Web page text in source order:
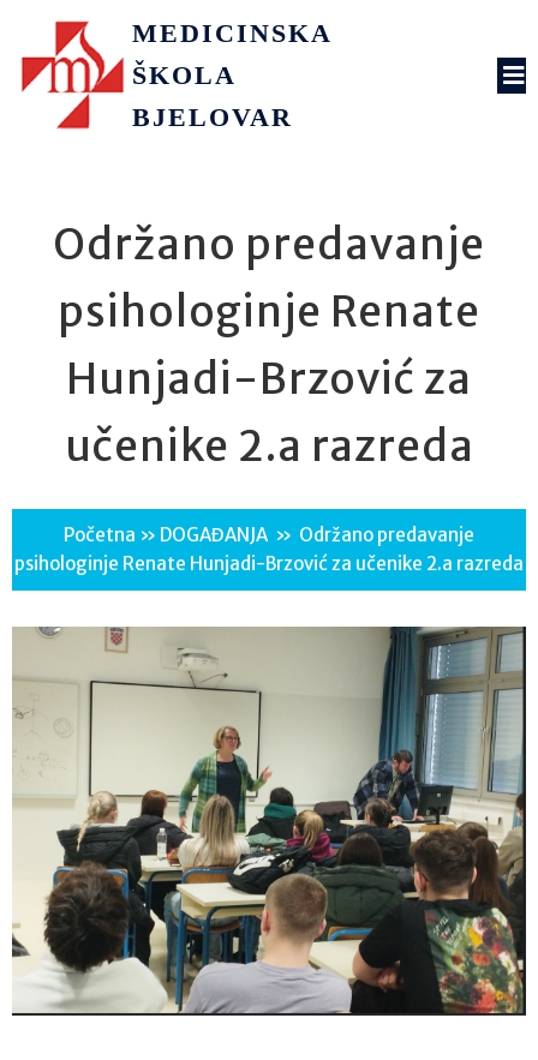
MEDICINSKA
ŠKOLA
BJELOVAR
Održano predavanje
psihologinje Renate
Hunjadi-Brzović za
učenike 2.a razreda
Početna » DOGAĐANJA » Održano predavanje
psihologinje Renate Hunjadi-Brzović za učenike 2.a razreda